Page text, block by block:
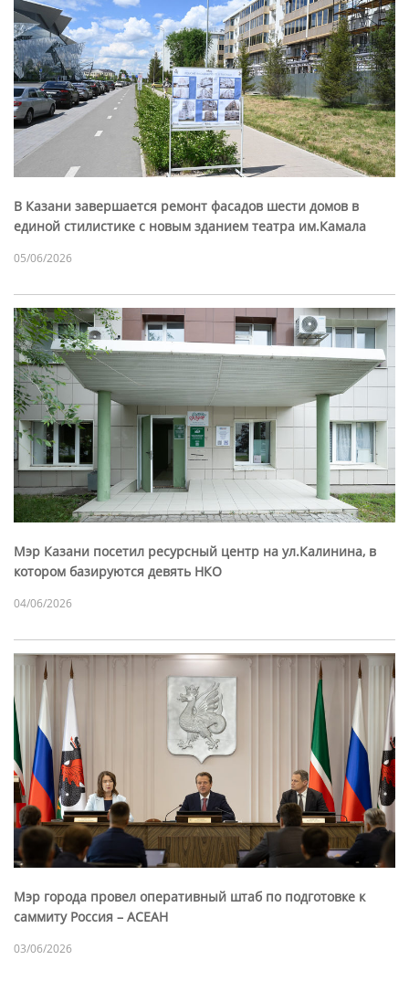
В Казани завершается ремонт фасадов шести домов в
единой стилистике с новым зданием театра им.Камала
05/06/2026
Мэр Казани посетил ресурсный центр на ул.Калинина, в
котором базируются девять НКО
04/06/2026
Мэр города провел оперативный штаб по подготовке к
саммиту Россия – АСЕАН
03/06/2026